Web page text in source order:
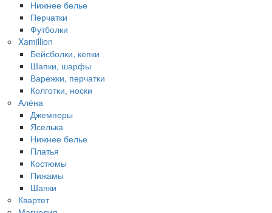
Нижнее белье
Перчатки
Футболки
Xamillion
Бейсболки, кепки
Шапки, шарфы
Варежки, перчатки
Колготки, носки
Алёна
Джемперы
Яселька
Нижнее белье
Платья
Костюмы
Пижамы
Шапки
Квартет